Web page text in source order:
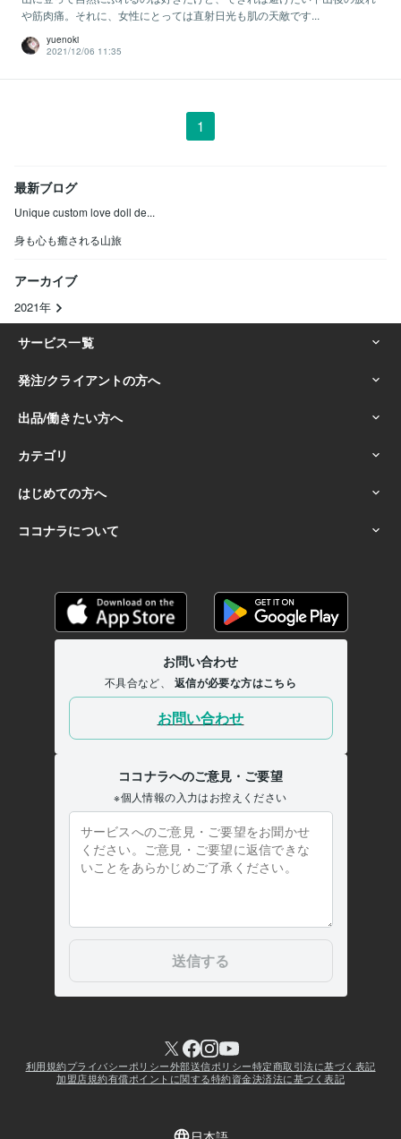
や筋肉痛。それに、女性にとっては直射日光も肌の天敵です...
yuenoki
2021/12/06 11:35
1
最新ブログ
Unique custom love doll de...
身も心も癒される山旅
アーカイブ
2021年